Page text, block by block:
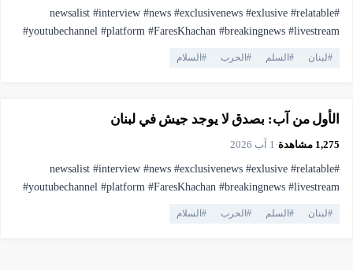
#newsalist #interview #news #exclusivenews #exlusive #relatable
#youtubechannel #platform #FaresKhachan #breakingnews #livestream
#pressfreedom #facts #currentaffairs #trending #lebanonnews
#لبنان # السلم # الحرب # السلام
الأول من آب: بصدق لا يوجد جيش في لبنان
1,275 مشاهدة·1 آب 2026
#newsalist #interview #news #exclusivenews #exlusive #relatable
#youtubechannel #platform #FaresKhachan #breakingnews #livestream
#pressfreedom #facts #currentaffairs #trending #lebanonnews
#لبنان # السلم # الحرب # السلام